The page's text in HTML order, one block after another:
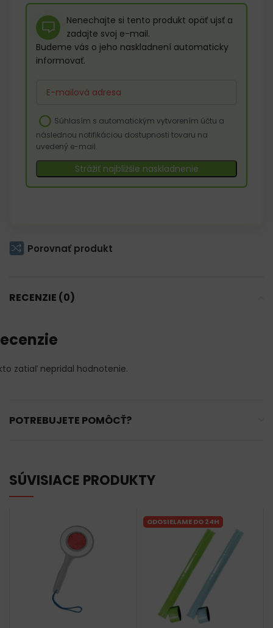
Nenechajte si tento produkt opäť ujsť a
zadajte svoj e-mail.
Budeme vás o jeho naskladnení automaticky
informovať.
Súhlasím s automatickým vytvorením účtu a
následnou notifikáciou dostupnosti tovaru na
uvedený e-mail.
your
email
address
to
join
waitlist
Strážiť najbližšie naskladnenie
Porovnať produkt
RECENZIE (0)
zatiaľ nepridal hodnotenie.
POTREBUJETE POMÔCŤ?
SÚVISIACE PRODUKTY
ODOSIELAME DO 24H